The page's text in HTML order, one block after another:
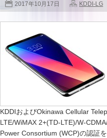
2017年10月17日 KDDI-LG
KDDIおよびOkinawa Cellular
LTE/WiMAX 2+(TD-LTE)/W-
Power Consortium (WCP)の認証